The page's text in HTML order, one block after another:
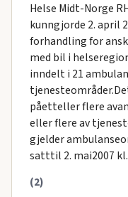
Helse Midt-Norge
kunngjorde 2. april
forhandling for
med bil i
inndelt i 21
påetteller flere
eller flere av
gjelder
satttil 2. mai2007 kl.
(2)